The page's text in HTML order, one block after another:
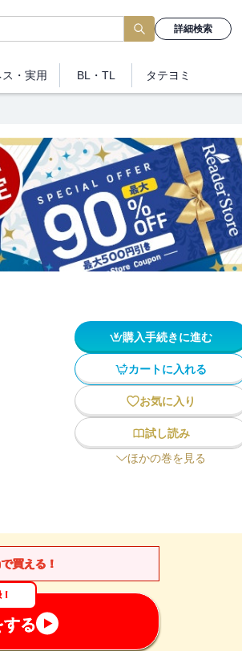
詳細検索
・実用 BL・TL タテヨミ
購入手続きに進む
カートに入れる
お気に入り
試し読み
ほかの巻を見る
買える！
る